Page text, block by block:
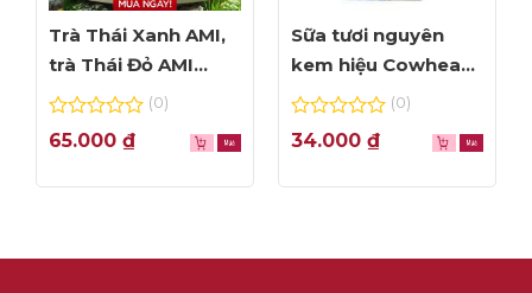
Trà Thái Xanh AMI,
trà Thái Đỏ AMI
thơm ngon, túi lọc
0
out
5
(0)
65.000 ₫
Sữa tươi nguyên
kem hiệu Cowhead
– hộp 1L
0
out
5
(0)
34.000 ₫